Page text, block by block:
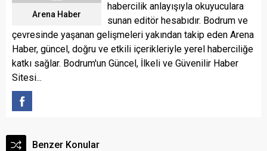
Arena Haber
habercilik anlayışıyla okuyuculara
sunan editör hesabıdır. Bodrum ve
çevresinde yaşanan gelişmeleri yakından takip eden Arena
Haber, güncel, doğru ve etkili içerikleriyle yerel haberciliğe
katkı sağlar. Bodrum'un Güncel, İlkeli ve Güvenilir Haber
Sitesi...
Benzer Konular